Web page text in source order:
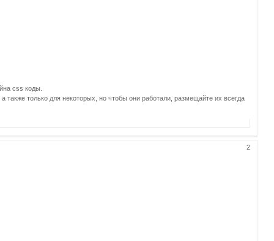
css коды.
только для некоторых, но чтобы они работали, размещайте их всегда
2